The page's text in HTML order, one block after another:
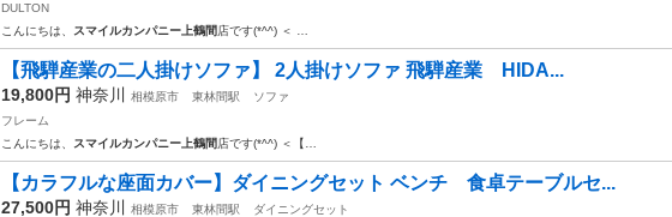
DULTON
こんにちは、 スマイルカンパニー上鶴間店です(*^^) ＜ …
【飛騨産業の二人掛けソファ】 2人掛けソファ 飛騨産業 HIDA...
19,800円 神奈川 相模原市 東林間駅
ソファ
フレーム
こんにちは、 スマイルカンパニー上鶴間店です(*^^) ＜【…
【カラフルな座面カバー】ダイニングセット ベンチ 食卓テーブルセ...
27,500円 神奈川 相模原市 東林間駅 ダイニングセット